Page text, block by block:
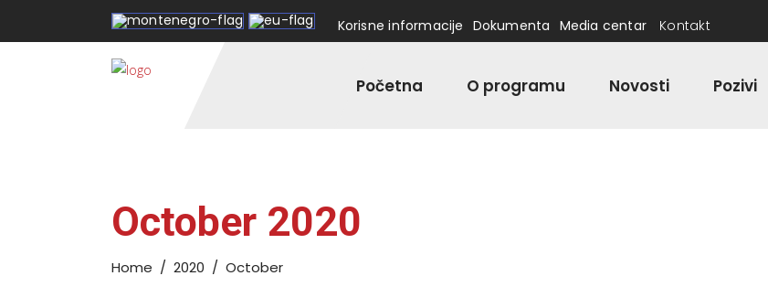
Korisne informacije Dokumenta Media centar Kontakt
Početna O programu Novosti Pozivi
October 2020
Home / 2020 / October